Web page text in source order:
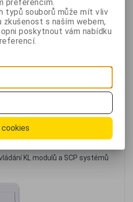
číhá na seniory v domácnosti
kapsáři
KL modulů a SCP systémů
preferencím.
typů souborů může mít vliv
zkušenost s naším webem,
poskytnout vám nabídku